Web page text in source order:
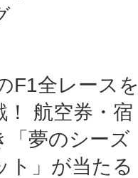
F1全レースを
！ 航空券・宿
「夢のシーズ
ト」が当たる